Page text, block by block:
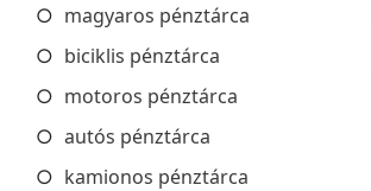
magyaros pénztárca
biciklis pénztárca
motoros pénztárca
autós pénztárca
kamionos pénztárca